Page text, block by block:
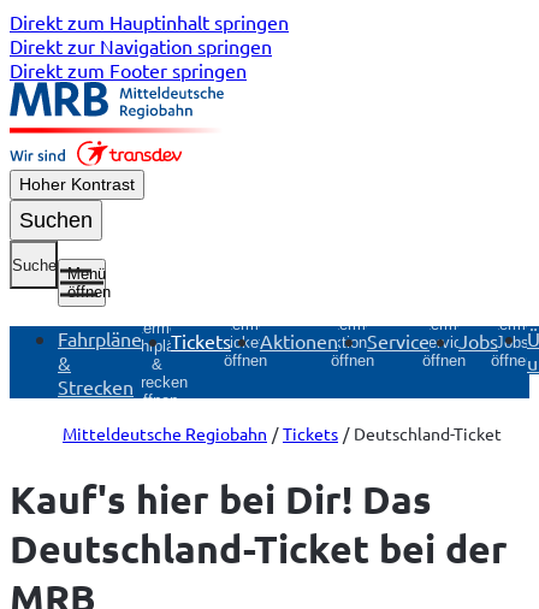
Direkt zum Hauptinhalt springen
Direkt zur Navigation springen
Direkt zum Footer springen
Hoher Kontrast
Suchen
Suche
Menü
öffnen
Fahrpläne
&
Strecken
Untermenü
Fahrpläne
&
Strecken
öffnen
Tickets
Untermenü
Tickets
öffnen
Aktionen
Untermenü
Aktionen
öffnen
Service
Untermenü
Service
öffnen
JobsJobs
öffnen
Mitteldeutsche Regiobahn Tickets Deutschland-Ticket
Kauf's hier bei Dir! Das
Deutschland-Ticket bei der
MRB